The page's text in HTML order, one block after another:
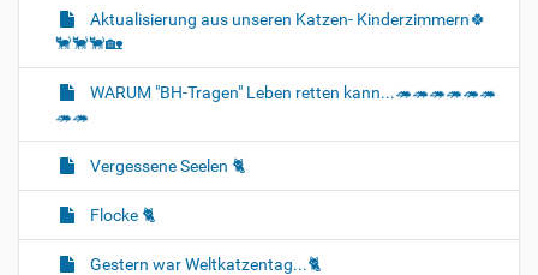
Aktualisierung aus unseren Katzen- Kinderzimmern🍀
🐈‍🐈‍🐈‍🏡
WARUM "BH-Tragen" Leben retten kann...🦔🦔🦔🦔🦔🦔
🦔🦔
Vergessene Seelen 🐈‍
Flocke 🐈‍
Gestern war Weltkatzentag...🐈‍